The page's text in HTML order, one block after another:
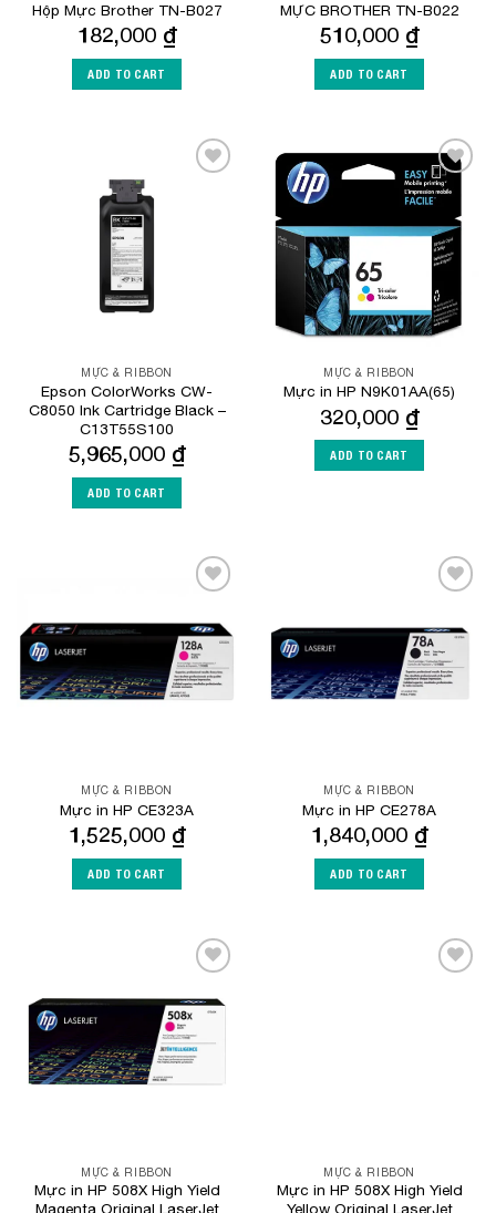
Hộp Mực Brother TN-B027
182,000 ₫
ADD TO CART
MỰC BROTHER TN-B022
510,000 ₫
ADD TO CART
MỰC & RIBBON
Epson ColorWorks CW-
C8050 Ink Cartridge Black –
C13T55S100
5,965,000 ₫
ADD TO CART
Add to
Wishlist
MỰC & RIBBON
Mực in HP N9K01AA(65)
320,000 ₫
ADD TO CART
Wishlist
MỰC & RIBBON
Mực in HP CE323A
1,525,000 ₫
ADD TO CART
MỰC & RIBBON
Mực in HP CE278A
1,840,000 ₫
ADD TO CART
Wishlist
MỰC & RIBBON
Mực in HP 508X High Yield
Magenta Original LaserJet
MỰC & RIBBON
Mực in HP 508X High Yield
Yellow Original LaserJet